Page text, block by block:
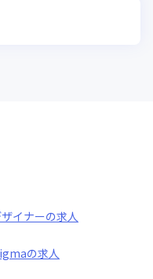
イナーの求人
の求人